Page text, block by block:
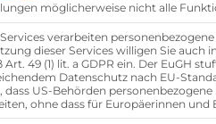
group
Tage
möglicherweise nicht alle
verarbeiten
dieser Services willigen Sie auch
Art. 49 (1) lit. a GDPR ein. Der EuGH
Datenschutz nach EU-
dass US-Behörden
ohne dass für Europäerinnen